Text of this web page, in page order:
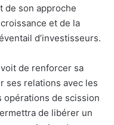
de son approche
et de la
d’investisseurs.
de renforcer sa
ses relations avec les
de scission
de libérer un